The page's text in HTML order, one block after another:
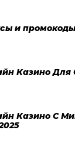
и
Казино Для
Казино С